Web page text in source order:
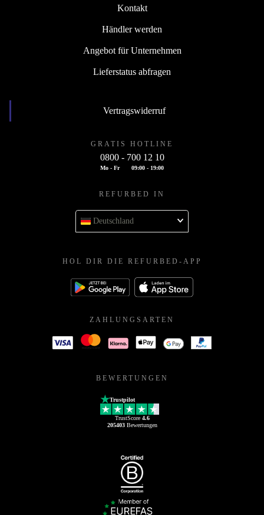
Kontakt
Händler werden
Angebot für Unternehmen
Lieferstatus abfragen
Vertragswiderruf
GRATIS HOTLINE
0800 - 700 12 10
Mo - Fr 09:00 - 19:00
REFURBED IN
Deutschland
HOL DIR DIE REFURBED-APP
ZAHLUNGSARTEN
BEWERTUNGEN
Trustpilot
TrustScore 4.6
205403Bewertungen